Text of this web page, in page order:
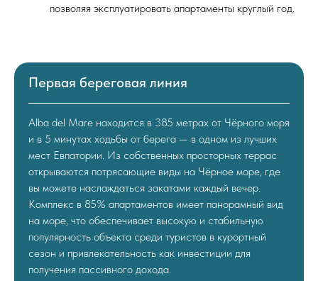
позволяя эксплуатировать апартаменты круглый год.
Первая береговая линия
Alba del Mare находится в 385 метрах от Чёрного моря
и в 5 минутах ходьбы от берега — в одном из лучших
мест Евпатории. Из собственных просторных террас
открываются потрясающие виды на Чёрное море, где
вы можете наслаждаться закатами каждый вечер.
Комплекс в 85% апартаментов имеет панорамный вид
на море, что обеспечивает высокую и стабильную
популярность объекта среди туристов в курортный
сезон и привлекательность как инвестиции для
получения пассивного дохода.